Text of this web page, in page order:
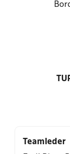
Teamleder